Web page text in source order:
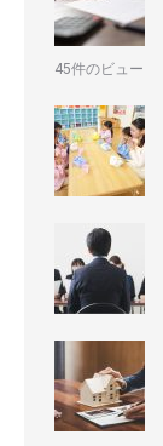
45件のビュー